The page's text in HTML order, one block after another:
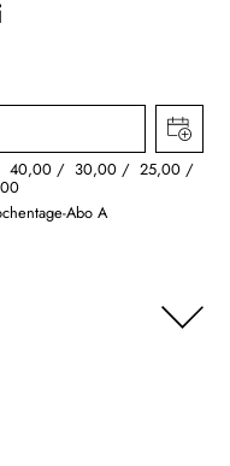
40,00 30,00 25,00
Abo A